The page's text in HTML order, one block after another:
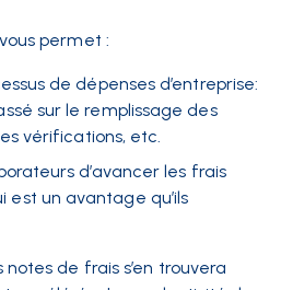
permet :
de dépenses d’entreprise:
sur le remplissage des
vérifications, etc.
d’avancer les frais
un avantage qu’ils
de frais s’en trouvera